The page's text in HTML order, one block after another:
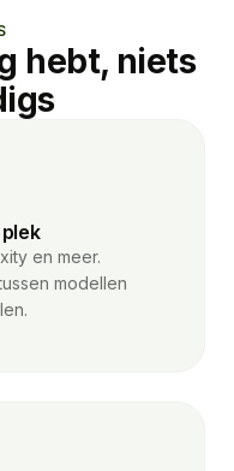
hebt, niets
en meer.
modellen